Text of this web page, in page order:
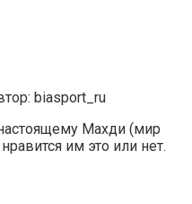
biasport_ru
Махди (мир
им это или нет.